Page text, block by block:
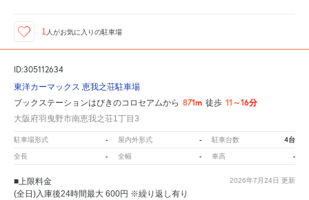
1 人がお気に入りの駐車場
ID:305112634
東洋カーマックス 恵我之荘駐車場
ブックステーションはびきのコロセアムから 871m 徒歩 11～16分
大阪府羽曳野市南恵我之荘1丁目3
駐車場形式 - 屋内外形式 - 駐車台数 4台
全長 - 全幅 - 車高 -
2026年7月24日 更新
■上限料金
(全日)入庫後24時間最大 600円 ※繰り返し有り